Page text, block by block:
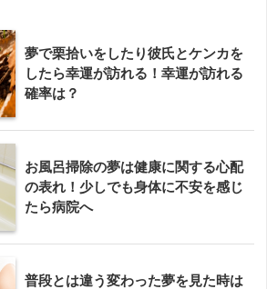
夢で栗拾いをしたり彼氏とケンカを
したら幸運が訪れる！幸運が訪れる
確率は？
お風呂掃除の夢は健康に関する心配
の表れ！少しでも身体に不安を感じ
たら病院へ
普段とは違う変わった夢を見た時は